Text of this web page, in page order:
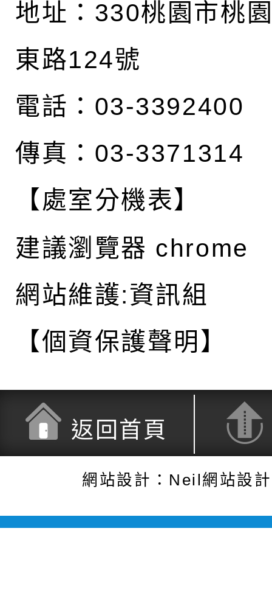
地址： 330桃園市桃
東路124號
電話：03-3392400
傳真：03-3371314
【處室分機表】
建議瀏覽器 chrome
網站維護:資訊組
【個資保護聲明】
返回首頁
網站設計：Neil網站設